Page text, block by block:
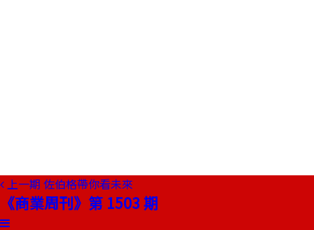
上一期 佐伯格帶你看未來
《商業周刊》第 1503 期